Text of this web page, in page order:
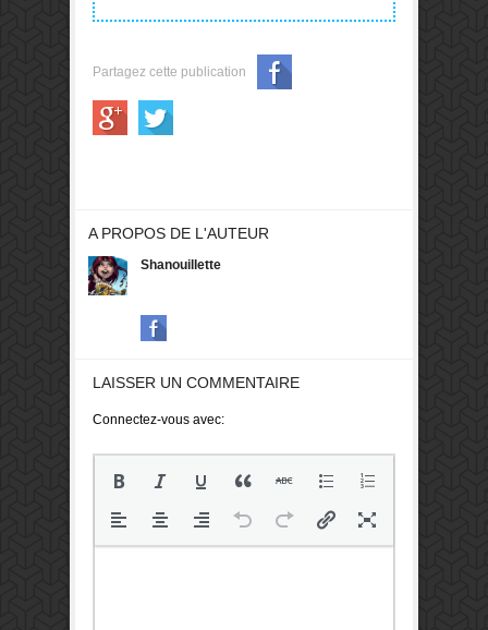
Partagez cette publication
A PROPOS DE L'AUTEUR
Shanouillette
LAISSER UN COMMENTAIRE
Connectez-vous avec: